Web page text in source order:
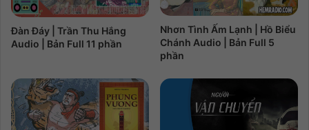
Đàn Đáy | Trần Thu Hắng
Audio | Bản Full 11 phần
Nhơn Tình Ấm Lạnh | Hồ Biểu
Chánh Audio | Bản Full 5
phần